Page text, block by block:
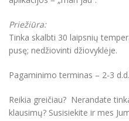
Priežiūra:
Tinka skalbti 30 laipsnių
pusę; nedžiovinti džiovyklėje.
Pagaminimo terminas – 2-3 d.d.
Reikia greičiau? Nerandate
klausimų? Susisiekite ir mes